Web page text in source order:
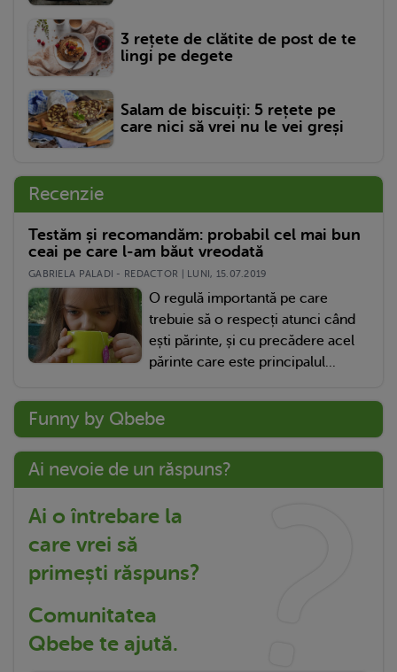
3 rețete de clătite de post de te
lingi pe degete
Salam de biscuiți: 5 rețete pe
care nici să vrei nu le vei greși
Recenzie
Testăm și recomandăm: probabil cel mai bun
ceai pe care l-am băut vreodată
GABRIELA PALADI - REDACTOR | LUNI, 15.07.2019
O regulă importantă pe care
trebuie să o respecți atunci când
ești părinte, și cu precădere acel
părinte care este principalul...
Funny by Qbebe
Ai nevoie de un răspuns?
Ai o întrebare la
care vrei să
primești răspuns?
Comunitatea
Qbebe te ajută.